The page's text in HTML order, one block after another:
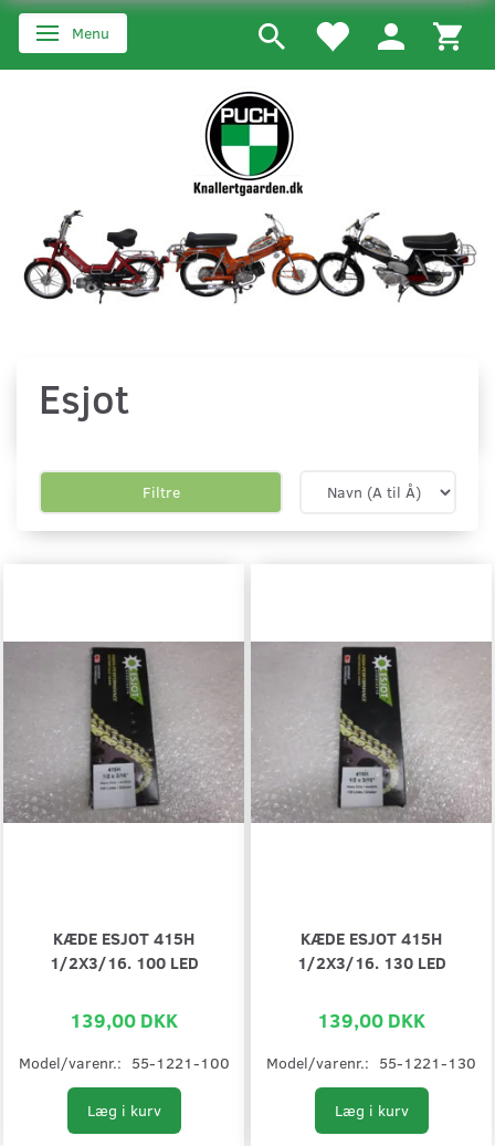
Skifte navigation
Menu
Esjot
Filtre
KÆDE ESJOT 415H
1/2X3/16. 100 LED
139,00 DKK
Model/varenr.: 55-1221-100
Læg i kurv
KÆDE ESJOT 415H
1/2X3/16. 130 LED
139,00 DKK
Model/varenr.: 55-1221-130
Læg i kurv